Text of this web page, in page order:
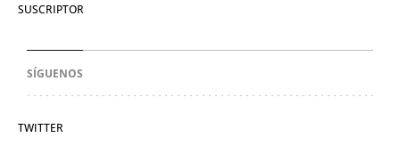
SUSCRIPTOR
SÍGUENOS
TWITTER